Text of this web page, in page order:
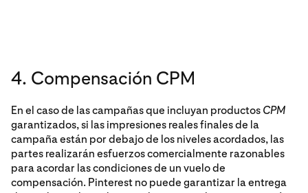
4. Compensación CPM
En el caso de las campañas que incluyan productos CPM
garantizados, si las impresiones reales finales de la
campaña están por debajo de los niveles acordados, las
partes realizarán esfuerzos comercialmente razonables
para acordar las condiciones de un vuelo de
compensación. Pinterest no puede garantizar la entrega